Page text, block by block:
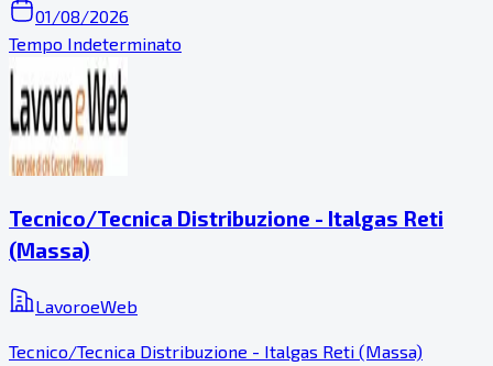
01/08/2026
Tempo Indeterminato
Tecnico/Tecnica Distribuzione - Italgas Reti
(Massa)
LavoroeWeb
Tecnico/Tecnica Distribuzione - Italgas Reti (Massa)